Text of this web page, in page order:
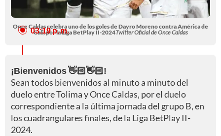
Once Caldas celebra uno de los goles de Dayro Moreno contra América de
Cali, por la Liga BetPlay II-2024Twitter Oficial de Once Caldas
03:19 p. m.
¡Bienvenidos 👋🏻👋🏻!
Sean todos bienvenidos al minuto a minuto del
duelo entre Tolima y Once Caldas, por el duelo
correspondiente a la última jornada del grupo B, en
los cuadrangulares finales, de la Liga BetPlay II-
2024.